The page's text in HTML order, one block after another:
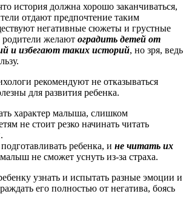
история должна хорошо заканчиваться,
отдают предпочтение таким
негативные сюжеты и грустные
желают оградить детей от
и избегают таких историй, но зря, ведь
рекомендуют не отказываться
для развития ребенка.
характер малыша, слишком
не стоит резко начинать читать
ребенка, и не читать их
не сможет уснуть из-за страха.
узнать и испытать разные эмоции и
его полностью от негатива, боясь